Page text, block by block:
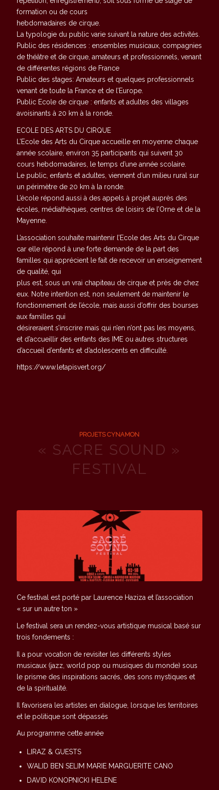
formation ou de cours
hebdomadaires de cirque.
La typologie du public varie suivant la nature des activités.
Public des résidences : ensembles musicaux, compagnies
de théâtre et de cirque, amateurs et professionnels, venant
de différentes régions de France
Public des stages: Amateurs et quelques professionnels
venant de toute la France et de l’Europe.
Public Ecole de cirque : enfants et adultes des villages
avoisinants à 20 km à la ronde.
ECOLE DES ARTS DU CIRQUE
L’Ecole des Arts du Cirque accueille en moyenne chaque
année scolaire, environ 35 participants qui suivent 30
cours hebdomadaires, le temps d’une année scolaire.
Le public, enfants et adultes, viennent d’un milieu rural sur
un périmètre de 20 km à la ronde.
L’école répond aussi à des appels à projet auprès des
écoles, médiathèques, centres de loisirs de l’Orne et de la
Mayenne.
L’association souhaite maintenir l’Ecole des Arts du Cirque
car elle répond à une forte demande de la part des
familles qui apprécient le fait de recevoir un enseignement
de qualité, qui
plus est, sous un vrai chapiteau de cirque et près de chez
eux. Notre intention est, non seulement de maintenir le
fonctionnement de l’école, mais aussi d’offrir des bourses
aux familles qui
désireraient s’inscrire mais qui n’en n’ont pas les moyens,
et d’accueillir des enfants des IME ou autres structures
d’accueil d’enfants et d’adolescents en difficulté.
https://www.letapisvert.org/
PROJETS CYNAMON
« SACRE SOUND »
FESTIVAL
Ce festival est porté par Laurence Haziza et l’association
« sur un autre ton »
Le festival sera un rendez-vous artistique musical basé sur
trois fondements :
Il a pour vocation de revisiter les différents styles
musicaux (jazz, world pop ou musiques du monde) sous
le prisme des inspirations sacrés, des sons mystiques et
de la spiritualité.
Il favorisera les artistes en dialogue, lorsque les territoires
et le politique sont dépassés
Au programme cette année
LIRAZ & GUESTS
WALID BEN SELIM MARIE MARGUERITE CANO
DAVID KONOPNICKI HELENE